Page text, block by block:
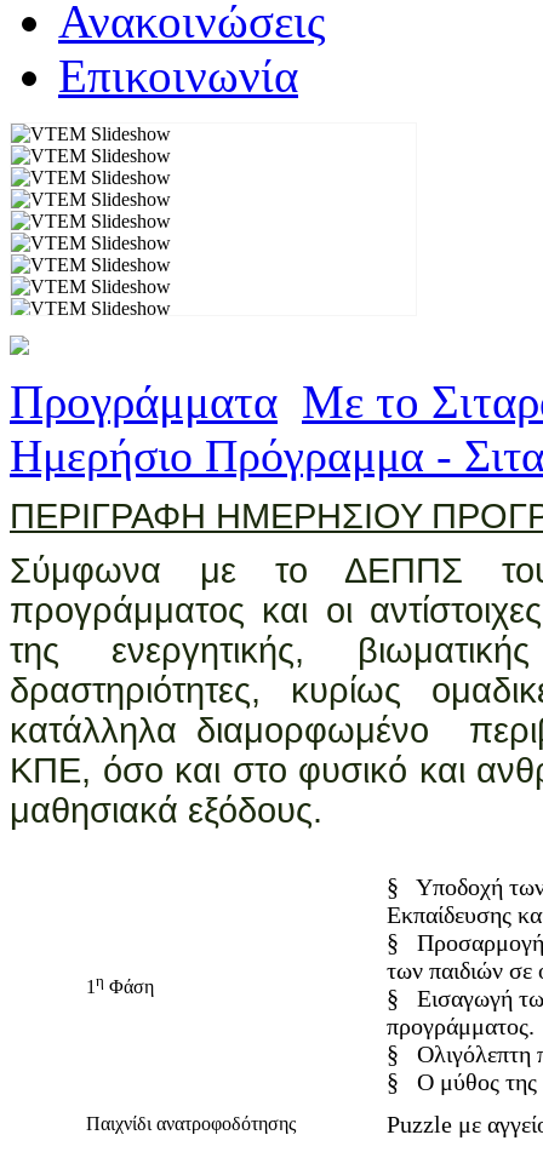
Ανακοινώσεις
Επικοινωνία
Προγράμματα Με το
Ημερήσιο Πρόγραμμα -
ΠΕΡΙΓΡΑΦΗ ΗΜΕΡΗΣΙΟΥ
Σύμφωνα με το ΔΕΠΠΣ
προγράμματος και οι
της ενεργητικής,
δραστηριότητες, κυρίως
κατάλληλα διαμορφωμένο
ΚΠΕ, όσο και στο φυσικό και
μαθησιακά εξόδους.
1 η Φάση
§
Υποδοχή
Εκπαίδευσης
§
Προσαρμογή
των παιδιών σε
§
Εισαγωγή
προγράμματος.
§
Ολιγόλεπτη
§
Ο μύθος
Παιχνίδι ανατροφοδότησης Puzzle με